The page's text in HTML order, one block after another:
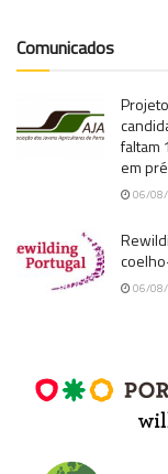
Comunicados
faltam
em
06/
06/